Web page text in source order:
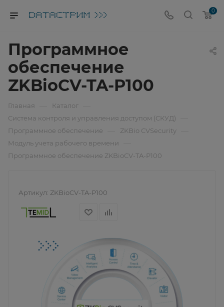
0
Программное
обеспечение
ZKBioCV-TA-P100
Главная Каталог
Система контроля и управления доступом (СКУД)
Программное обеспечение ZKBio CVSecurity
Модуль учета рабочего времени
Программное обеспечение ZKBioCV-TA-P100
Артикул: ZKBioCV-TA-P100